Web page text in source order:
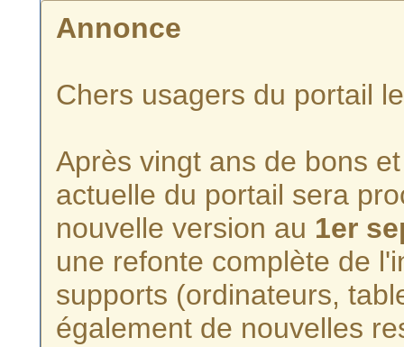
Annonce
Chers usagers du portail
Après vingt ans de bons
actuelle du portail sera
nouvelle version au 1er
une refonte complète de
supports (ordinateurs,
également de nouvelles